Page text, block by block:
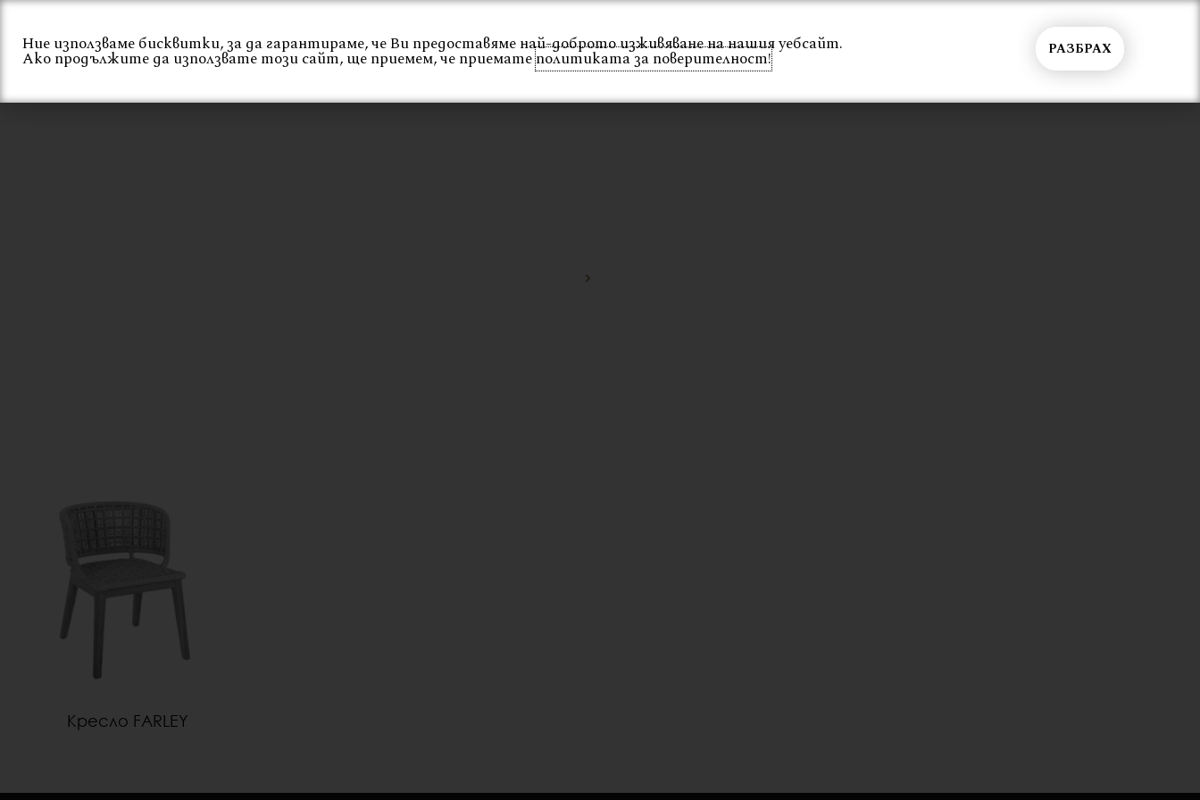
Skip
content
Начало За нас Интериор Екстериор Каталог Проекти Общи условия Вход
Кресло FARLEY
Ние използваме бисквитки, за да гарантираме, че Ви предоставяме най-доброто изживяване на нашия уебсайт.
Ако продължите да използвате този сайт, ще приемем, че приематеполитиката за поверителност! РАЗБРАХ